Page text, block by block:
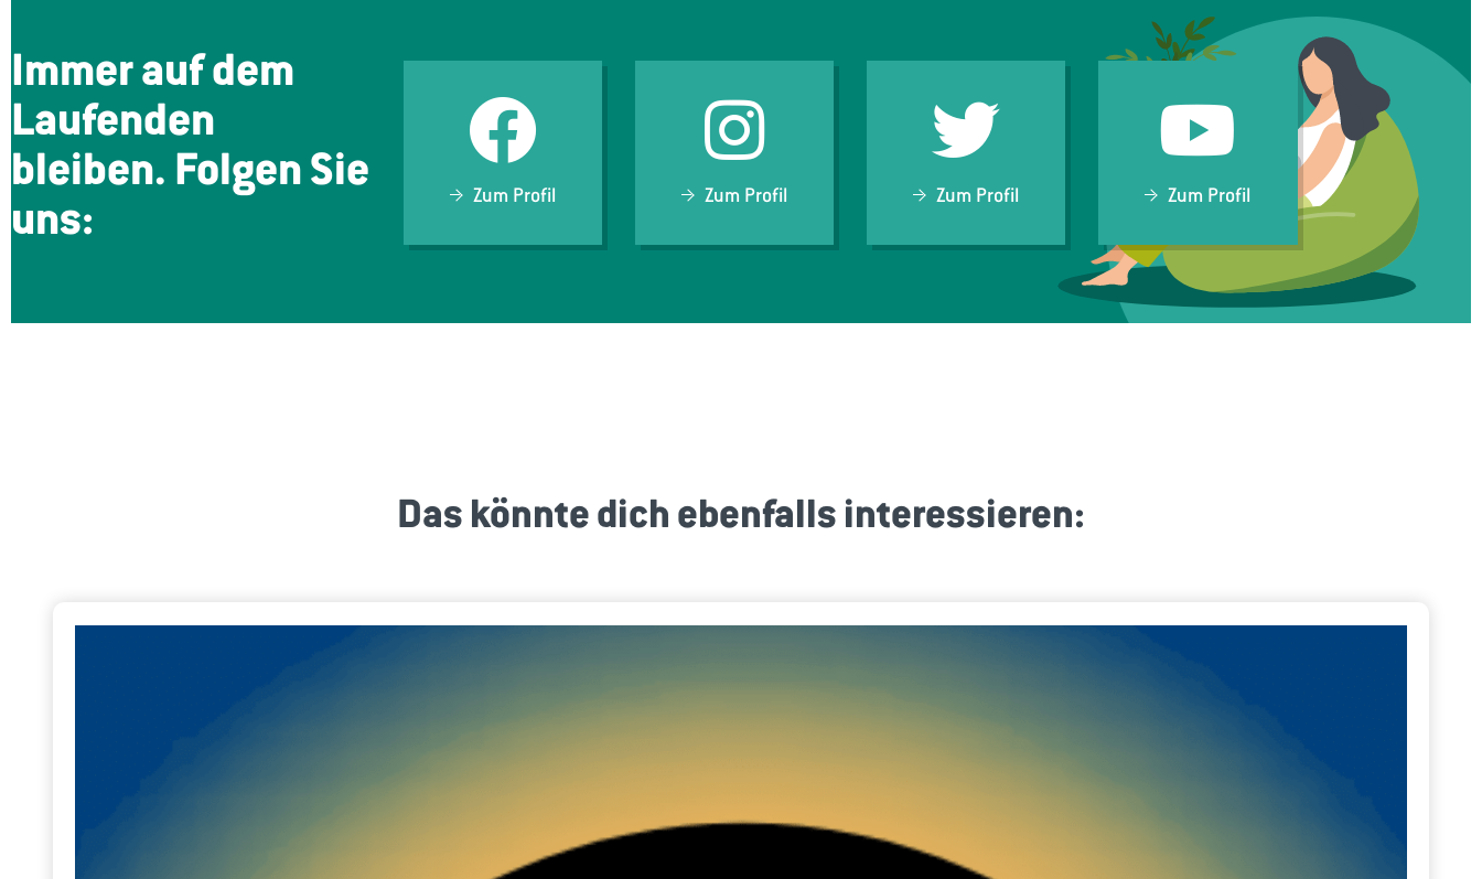
Immer auf dem
Laufenden
bleiben. Folgen Sie
uns:
Zum Profil Zum Profil Zum Profil Zum Profil
Das könnte dich ebenfalls interessieren: